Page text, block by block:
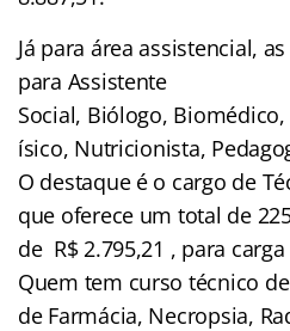
Já para área assistencial,
para Assistente
Social, Biólogo,
ísico, Nutricionista,
O destaque é o cargo de
que oferece um total de
de R$ 2.795,21 , para
Quem tem curso técnico
de Farmácia, Necropsia,